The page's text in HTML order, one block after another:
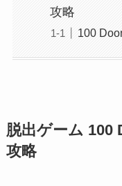
攻略
100
脱出ゲーム 100
攻略